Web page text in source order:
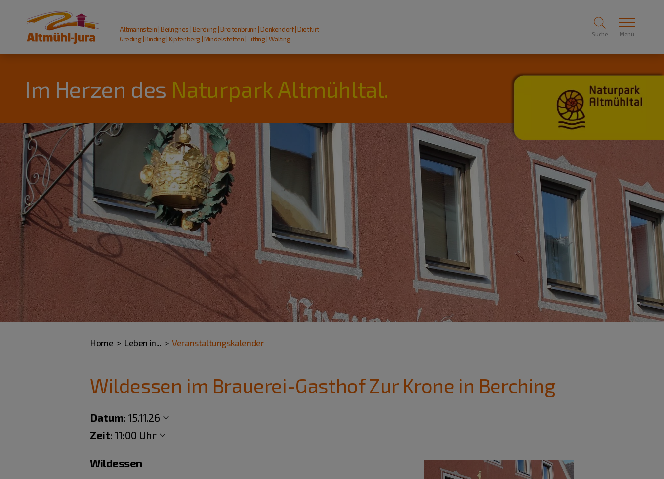
Altmannstein | Beilngries | Berching | Breitenbrunn | Denkendorf | Dietfurt
Greding | Kinding | Kipfenberg | Mindelstetten | Titting | Walting
Suche Menü
Im Herzen des Naturpark Altmühltal.
Home Leben in... Veranstaltungskalender
Wildessen im Brauerei-Gasthof Zur Krone in Berching
Datum: 15.11.26
Zeit:11:00 Uhr
Wildessen